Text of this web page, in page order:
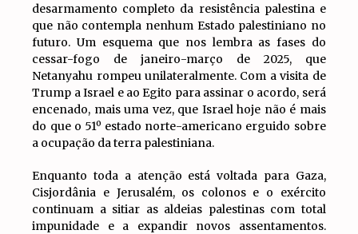
desarmamento completo da resistência palestina e
que não contempla nenhum Estado palestiniano no
futuro. Um esquema que nos lembra as fases do
cessar-fogo de janeiro-março de 2025, que
Netanyahu rompeu unilateralmente. Com a visita de
Trump a Israel e ao Egito para assinar o acordo, será
encenado, mais uma vez, que Israel hoje não é mais
do que o 51º estado norte-americano erguido sobre
a ocupação da terra palestiniana.
Enquanto toda a atenção está voltada para Gaza,
Cisjordânia e Jerusalém, os colonos e o exército
continuam a sitiar as aldeias palestinas com total
impunidade e a expandir novos assentamentos.